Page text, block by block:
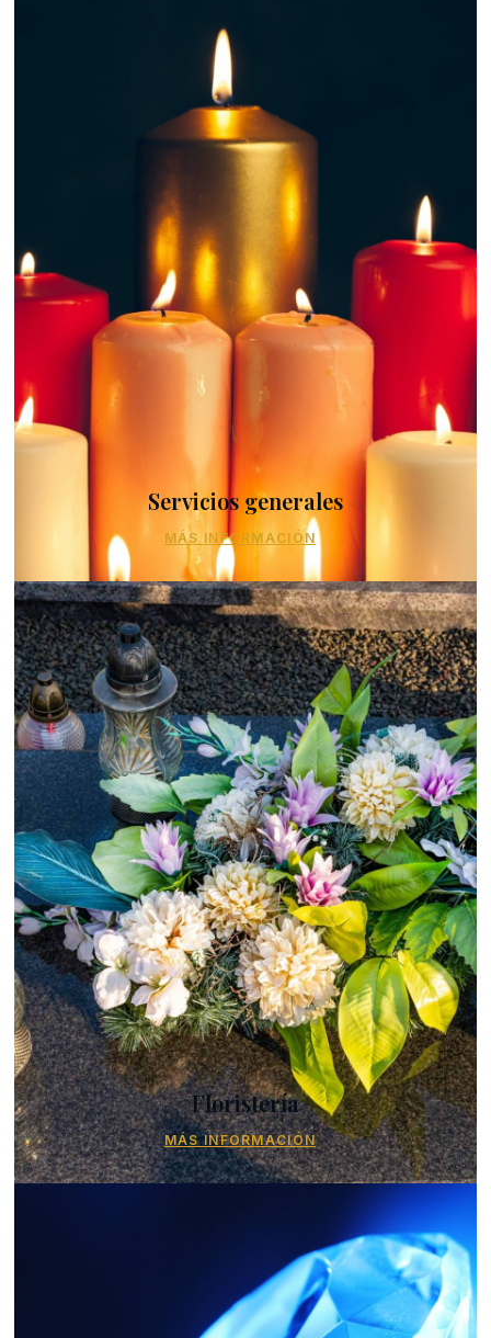
Servicios generales
MÁS INFORMACIÓN
Floristería
MÁS INFORMACIÓN